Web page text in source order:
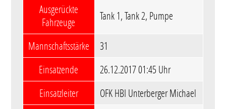
Ausgerückte
Fahrzeuge
Tank 1, Tank 2, Pumpe
Mannschaftsstärke
31
Einsatzende
26.12.2017 01:45 Uhr
Einsatzleiter
OFK HBI Unterberger Michael